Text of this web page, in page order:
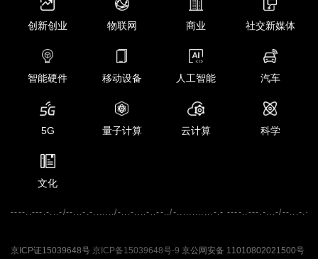
创新创业 物联网 商业 社交新媒体
智能硬件 移动设备 人工智能 汽车
5G 量子计算 云计算 科学
文化
----..---.-...-/--...-.-......./-...-....-..--../-............-.- ----..---.-...-/--...-.-
京ICP证15039648号 京ICP备15039648号-9 京公网安备 11010802021500号